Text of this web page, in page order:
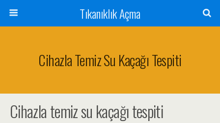
Tıkanıklık Açma
Cihazla Temiz Su Kaçağı Tespiti
Cihazla temiz su kaçağı tespiti